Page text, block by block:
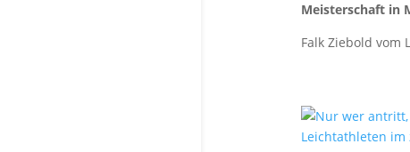
Meisterschaft in
Falk Ziebold vom